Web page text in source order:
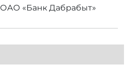
ОАО «Банк Дабрабыт»